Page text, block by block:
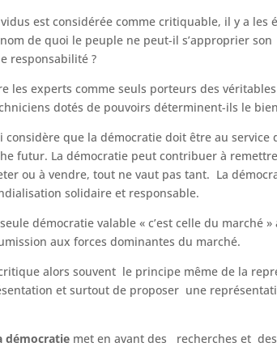
est considérée comme critiquable, il y a
de quoi le peuple ne peut-il s’approprier
responsabilité ?
les experts comme seuls porteurs des
dotés de pouvoirs déterminent-ils le
considère que la démocratie doit être au
futur. La démocratie peut contribuer à
ou à vendre, tout ne vaut pas tant. La
solidaire et responsable.
démocratie valable « c’est celle du
aux forces dominantes du marché.
alors souvent le principe même de la
et surtout de proposer une
démocratie met en avant des recherches et